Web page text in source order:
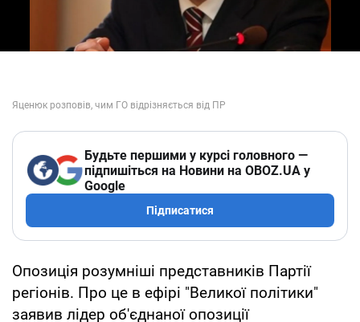
Будьте першими у курсі головного —
підпишіться на Новини на OBOZ.UA у
Google
Підписатися
Опозиція розумніші представників Партії
регіонів. Про це в ефірі "Великої політики"
заявив лідер об'єднаної опозиції